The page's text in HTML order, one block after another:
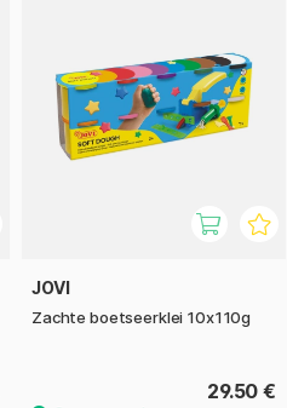
JOVI
Zachte boetseerklei 10x110g
29.50 €